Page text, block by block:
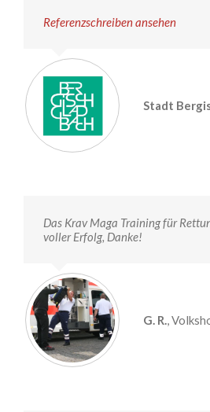
Referenzschreiben ansehen
Stadt
Das Krav Maga Training für
voller Erfolg, Danke!
G. R.,